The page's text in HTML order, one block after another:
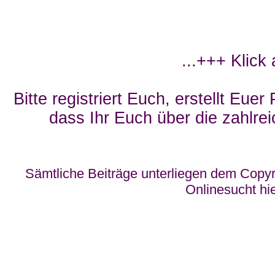
...+++ Klick
Bitte registriert Euch, erstellt Euer
dass Ihr Euch über die
Sämtliche Beiträge unterliegen dem
Onlinesucht